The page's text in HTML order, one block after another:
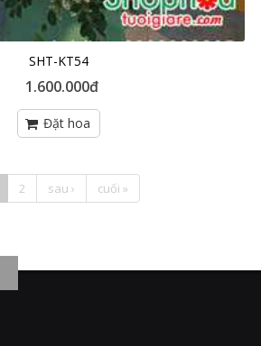
SHT-KT54
1.600.000đ
2 sau › cuối »